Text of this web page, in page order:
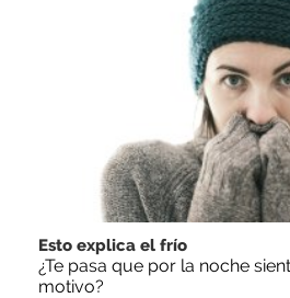
Esto explica el frío
¿Te pasa que por la noche
motivo?